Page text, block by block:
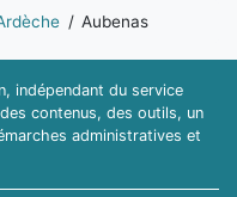
Aubenas
indépendant du service
contenus, des outils, un
administratives et